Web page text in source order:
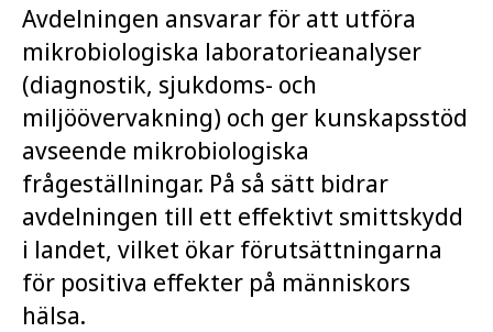
Avdelningen ansvarar för att utföra
mikrobiologiska laboratorieanalyser
(diagnostik, sjukdoms- och
miljöövervakning) och ger kunskapsstöd
avseende mikrobiologiska
frågeställningar. På så sätt bidrar
avdelningen till ett effektivt smittskydd
i landet, vilket ökar förutsättningarna
för positiva effekter på människors
hälsa.